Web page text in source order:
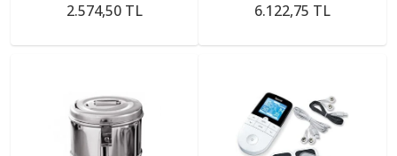
2.574,50 TL 6.122,75 TL